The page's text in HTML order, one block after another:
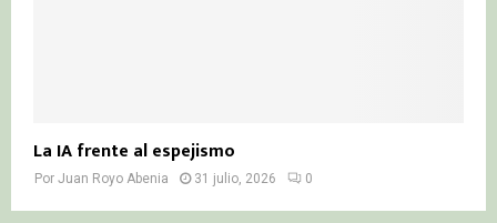
La IA frente al espejismo
Por Juan Royo Abenia 31 julio, 2026 0